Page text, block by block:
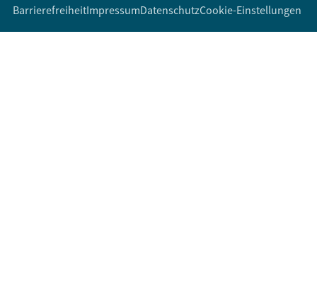
BarrierefreiheitImpressumDatenschutzCookie-Einstellungen